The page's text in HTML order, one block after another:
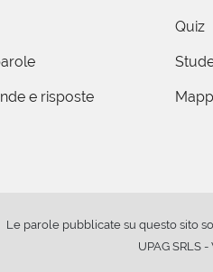
e risposte
Quiz
Le parole pubblicate su questo sito
UPAG SRLS